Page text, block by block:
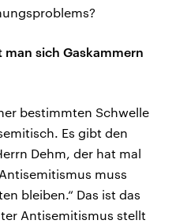
sich Gaskammern
bestimmten Schwelle
Es gibt den
Dehm, der hat mal
muss
bleiben.“ Das ist das
Antisemitismus stellt